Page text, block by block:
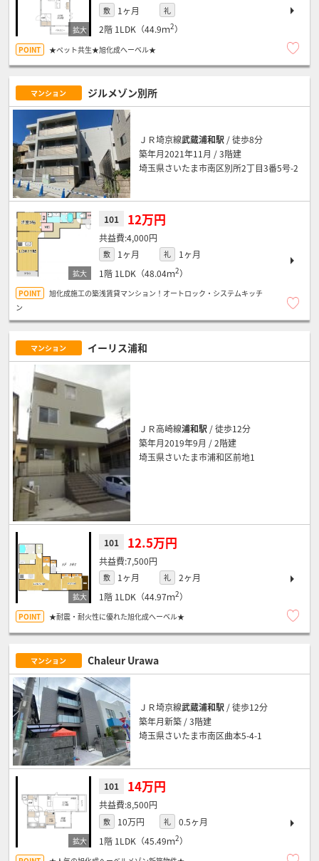
敷 1ヶ月 礼
2階 1LDK（44.9ｍ2）
★ペット共生★旭化成へーベル★
マンション ジルメゾン別所
ＪＲ埼京線武蔵浦和駅 / 徒歩8分
築年月2021年11月 / 3階建
埼玉県さいたま市南区別所2丁目3番5号-2
101 12万円
4,000円
敷 1ヶ月 礼
1ヶ月
1階 1LDK（48.04ｍ2）
旭化成施工の築浅賃貸マンション！オートロック・システムキッチ
ン
マンション イーリス浦和
ＪＲ高崎線浦和駅 / 徒歩12分
築年月2019年9月 / 2階建
埼玉県さいたま市浦和区前地1
101 12.5万円
7,500円
敷 1ヶ月 礼
2ヶ月
1階 1LDK（44.97ｍ2）
★耐震・耐火性に優れた旭化成へーベル★
マンション Chaleur Urawa
ＪＲ埼京線武蔵浦和駅 / 徒歩12分
築年月新築 / 3階建
埼玉県さいたま市南区曲本5-4-1
101 14万円
8,500円
敷 10万円 礼
0.5ヶ月
1階 1LDK（45.49ｍ2）